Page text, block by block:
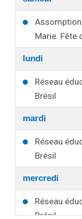
Assomption
Marie. Fête
lundi
Réseau
Brésil
mardi
Réseau
Brésil
mercredi
Réseau
Brésil